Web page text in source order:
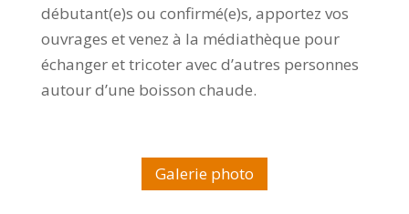
débutant(e)s ou confirmé(e)s, apportez vos
ouvrages et venez à la médiathèque pour
échanger et tricoter avec d’autres personnes
autour d’une boisson chaude.
Galerie photo